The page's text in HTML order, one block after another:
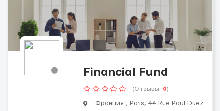
Financial Fund
(Отзывы: 0)
Франция , Paris, 44 Rue Paul Duez